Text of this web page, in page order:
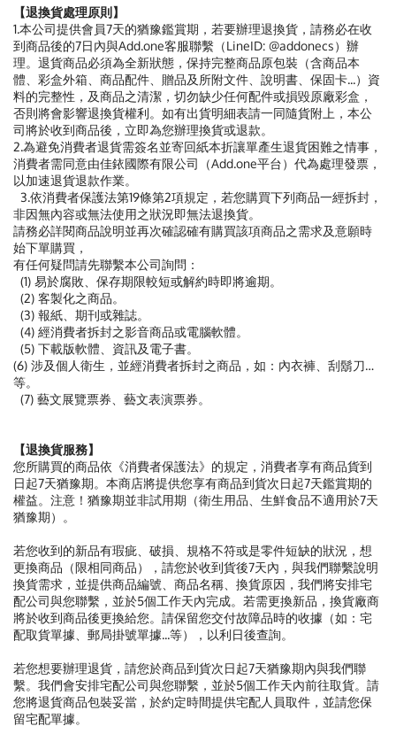
【退換貨處理原則】
1.本公司提供會員7天的猶豫鑑賞期，若要辦理退換貨，請務必在收
到商品後的7日內與Add.one客服聯繫（LineID: @addonecs）辦
理。退貨商品必須為全新狀態，保持完整商品原包裝（含商品本
體、彩盒外箱、商品配件、贈品及所附文件、說明書、保固卡...）資
料的完整性，及商品之清潔，切勿缺少任何配件或損毀原廠彩盒，
否則將會影響退換貨權利。如有出貨明細表請一同隨貨附上，本公
司將於收到商品後，立即為您辦理換貨或退款。
2.為避免消費者退貨需簽名並寄回紙本折讓單產生退貨困難之情事，
消費者需同意由佳銥國際有限公司（Add.one平台）代為處理發票，
以加速退貨退款作業。
3.依消費者保護法第19條第2項規定，若您購買下列商品一經拆封，
非因無內容或無法使用之狀況即無法退換貨。
請務必詳閱商品說明並再次確認確有購買該項商品之需求及意願時
始下單購買，
有任何疑問請先聯繫本公司詢問：
(1) 易於腐敗、保存期限較短或解約時即將逾期。
(2) 客製化之商品。
(3) 報紙、期刊或雜誌。
(4) 經消費者拆封之影音商品或電腦軟體。
(5) 下載版軟體、資訊及電子書。
(6) 涉及個人衛生，並經消費者拆封之商品，如：內衣褲、刮鬍刀…
等。
(7) 藝文展覽票券、藝文表演票券。
【退換貨服務】
您所購買的商品依《消費者保護法》的規定，消費者享有商品貨到
日起7天猶豫期。本商店將提供您享有商品到貨次日起7天鑑賞期的
權益。注意！猶豫期並非試用期（衛生用品、生鮮食品不適用於7天
猶豫期）。
若您收到的新品有瑕疵、破損、規格不符或是零件短缺的狀況，想
更換商品（限相同商品），請您於收到貨後7天內，與我們聯繫說明
換貨需求，並提供商品編號、商品名稱、換貨原因，我們將安排宅
配公司與您聯繫，並於5個工作天內完成。若需更換新品，換貨廠商
將於收到商品後更換給您。請保留您交付故障品時的收據（如：宅
配取貨單據、郵局掛號單據...等），以利日後查詢。
若您想要辦理退貨，請您於商品到貨次日起7天猶豫期內與我們聯
繫。我們會安排宅配公司與您聯繫，並於5個工作天內前往取貨。請
您將退貨商品包裝妥當，於約定時間提供宅配人員取件，並請您保
留宅配單據。